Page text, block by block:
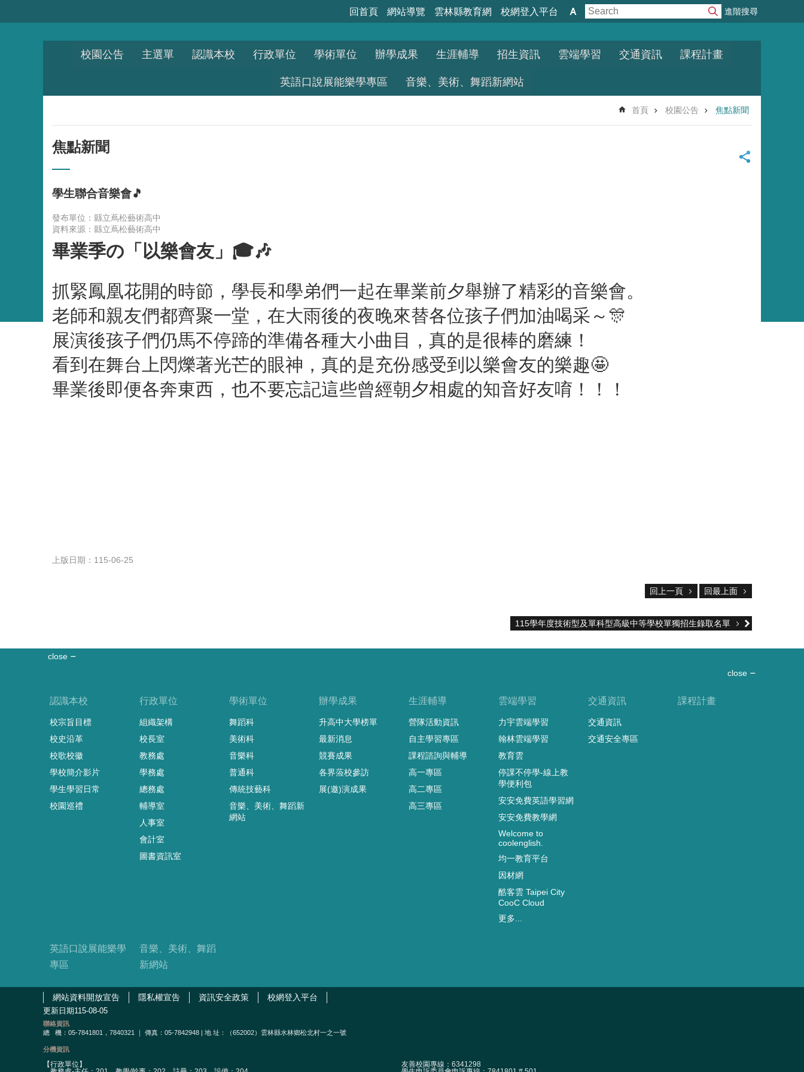
回首頁 網站導覽 雲林縣教育網 校網登入平台 進階搜尋
校園公告 主選單 認識本校 行政單位 學術單位 辦學成果 生涯輔導 招生資訊 雲端學習 交通資訊 課程計畫
英語口說展能樂學專區 音樂、美術、舞蹈新網站
首頁 校園公告 焦點新聞
焦點新聞
學生聯合音樂會🎵
發布單位：縣立蔦松藝術高中
資料來源：縣立蔦松藝術高中
畢業季の「以樂會友」🎓🎶
抓緊鳳凰花開的時節，學長和學弟們一起在畢業前夕舉辦了精彩的音樂會。
老師和親友們都齊聚一堂，在大雨後的夜晚來替各位孩子們加油喝采～🎊
展演後孩子們仍馬不停蹄的準備各種大小曲目，真的是很棒的磨練！
看到在舞台上閃爍著光芒的眼神，真的是充份感受到以樂會友的樂趣🤩
畢業後即便各奔東西，也不要忘記這些曾經朝夕相處的知音好友唷！！！
上版日期：115-06-25
回上一頁 回最上面
115學年度技術型及單科型高級中等學校單獨招生錄取名單
close
close
認識本校
校宗旨目標
校史沿革
校歌校徽
學校簡介影片
學生學習日常
校園巡禮
行政單位
組織架構
校長室
教務處
學務處
總務處
輔導室
人事室
會計室
圖書資訊室
學術單位
舞蹈科
美術科
音樂科
普通科
傳統技藝科
音樂、美術、舞蹈新
網站
辦學成果
升高中大學榜單
最新消息
競賽成果
各界蒞校參訪
展(邀)演成果
生涯輔導
營隊活動資訊
自主學習專區
課程諮詢與輔導
高一專區
高二專區
高三專區
雲端學習
力宇雲端學習
翰林雲端學習
教育雲
停課不停學-線上教
學便利包
安安免費英語學習網
安安免費教學網
Welcome to
coolenglish.
均一教育平台
因材網
酷客雲 Taipei City
CooC Cloud
更多...
交通資訊
交通資訊
交通安全專區
課程計畫
英語口說展能樂學
專區
音樂、美術、舞蹈
新網站
網站資料開放宣告 隱私權宣告 資訊安全政策 校網登入平台
更新日期115-08-05
聯絡資訊
總
機：05-7841801，7840321 ｜ 傳真：05-7842948 | 地 址：（652002）雲林縣水林鄉松北村一之一號
分機資訊
【行政單位】
友善校園專線：6341298